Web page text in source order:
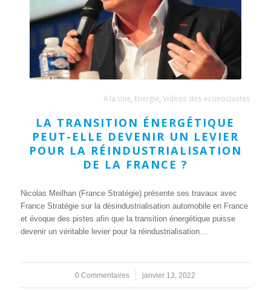
A la Une Energie ,Vidéos des éconoclastes
LA TRANSITION ÉNERGÉTIQUE
PEUT-ELLE DEVENIR UN LEVIER
POUR LA RÉINDUSTRIALISATION
DE LA FRANCE ?
Nicolas Meilhan (France Stratégie) présente ses travaux avec
France Stratégie sur la désindustrialisation automobile en France
et évoque des pistes afin que la transition énergétique puisse
devenir un véritable levier pour la réindustrialisation…
0 Commentaires
/ janvier 13, 2022